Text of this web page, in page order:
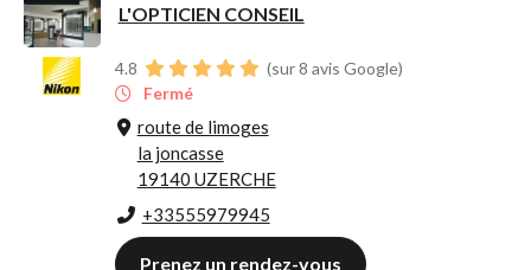
L'OPTICIEN CONSEIL
4.8
(sur 8 avis Google)
Fermé
route de limoges
la joncasse
19140 UZERCHE
+33555979945
Prenez un rendez-vous